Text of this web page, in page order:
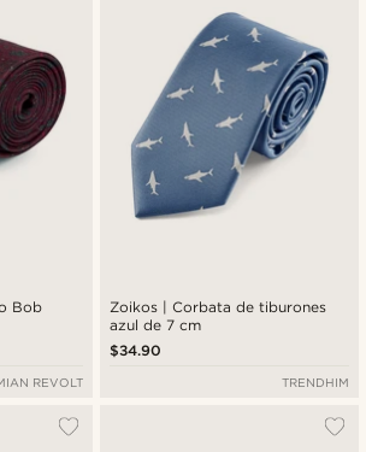
Bob
REVOLT
Zoikos | Corbata de tiburones
azul de 7 cm
$34.90
TRENDHIM